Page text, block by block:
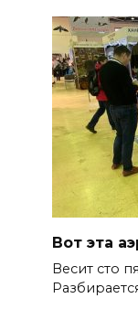
Вот эта
Весит сто